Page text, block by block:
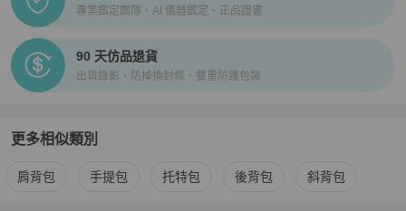
專業鑑定團隊、AI 儀器鑑定、正品證書
90 天仿品退貨
出貨錄影、防掉換封條、雙重防護包裝
更多相似類別
更多Bottega Veneta 相似商品推薦
肩背包 手提包 托特包 後背包 斜背包